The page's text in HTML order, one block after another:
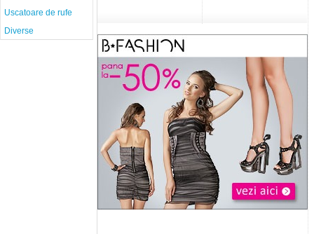
Uscatoare de rufe
Diverse